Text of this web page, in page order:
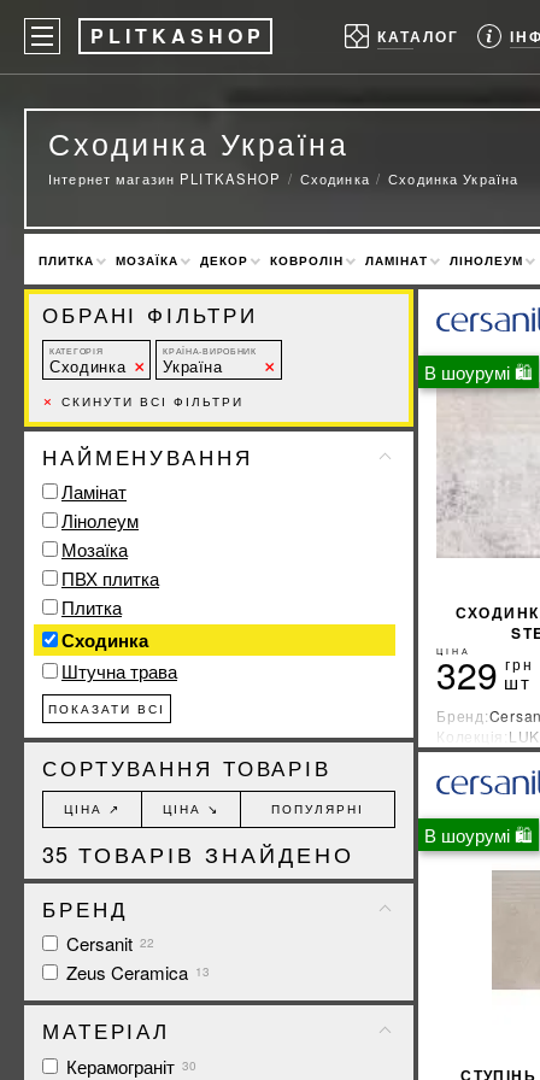
P LITKASHOP КАТАЛОГ
Сходинка Україна
Інтернет магазин PLITKASHOP Сходинка Сходинка Україна
ПЛИТКА МОЗАЇКА ДЕКОР КОВРОЛІН ЛАМІНАТ ЛІНОЛЕУМ
В шоурумі 🛍
ЦІНА
329 грн
шт
Бренд:
Колекція:
Країна-
В шоурумі 🛍
СТУПІНЬ
ОБРАНІ ФІЛЬТРИ
КАТЕГОРІЯ
Сходинка
КРАЇНА-ВИРОБНИК
Україна
× СКИНУТИ ВСІ ФІЛЬТРИ
НАЙМЕНУВАННЯ
Ламінат
Лінолеум
Мозаїка
ПВХ плитка
Плитка
Сходинка
Штучна трава
ПОКАЗАТИ ВСІ
СОРТУВАННЯ ТОВАРІВ
ЦІНА ↗ ЦІНА ↘ ПОПУЛЯРНІ
35 ТОВАРІВ ЗНАЙДЕНО
БРЕНД
Cersanit 22
Zeus Ceramica 13
МАТЕРІАЛ
Керамограніт 30